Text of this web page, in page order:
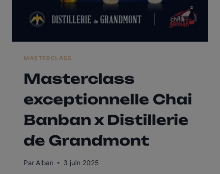
MASTERCLASS
Masterclass
exceptionnelle Chai
Banban x Distillerie
de Grandmont
Par Alban 3 juin 2025